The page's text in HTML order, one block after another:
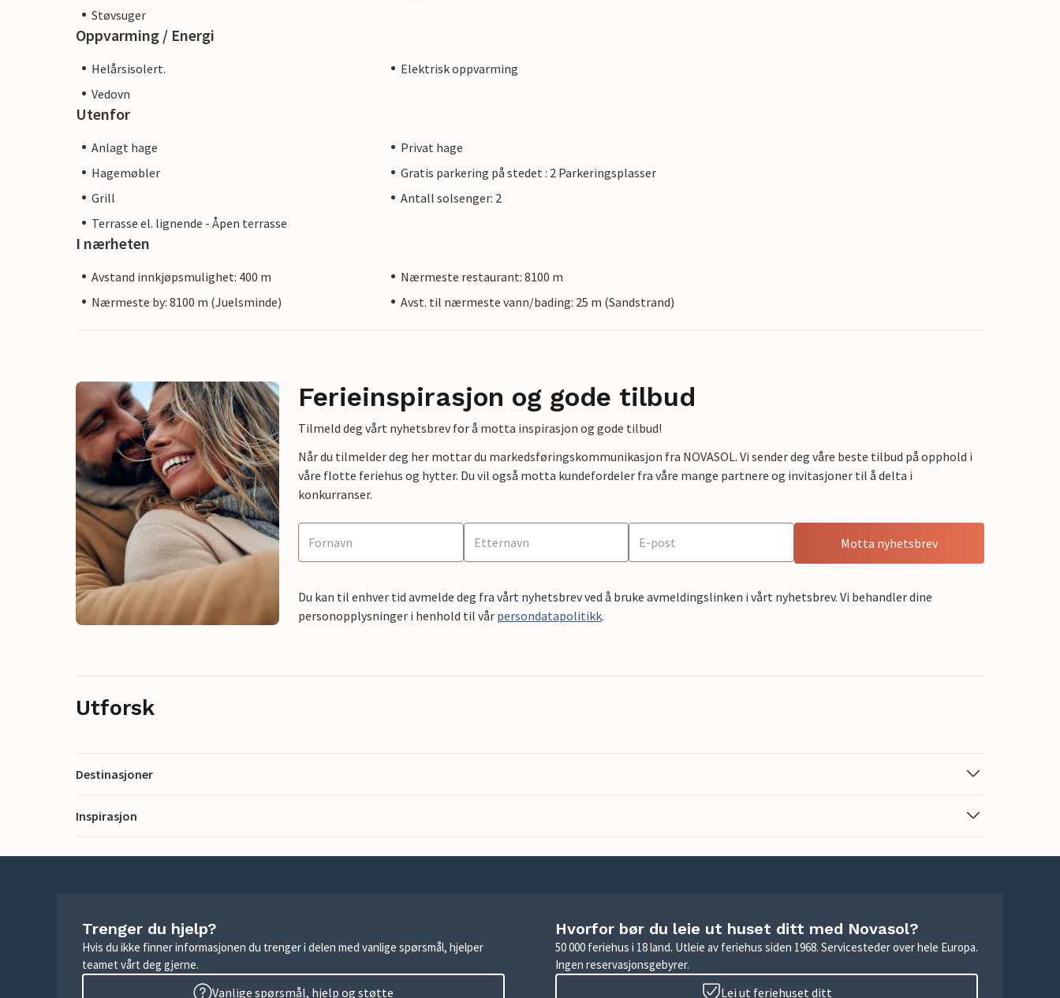
Støvsuger
Oppvarming / Energi
Helårsisolert.
Elektrisk oppvarming
Vedovn
Utenfor
Anlagt hage
Privat hage
Hagemøbler
Gratis parkering på stedet : 2 Parkeringsplasser
Grill
Antall solsenger: 2
Terrasse el. lignende - Åpen terrasse
I nærheten
Avstand innkjøpsmulighet: 400 m
Nærmeste restaurant: 8100 m
Nærmeste by: 8100 m (Juelsminde)
Avst. til nærmeste vann/bading: 25 m (Sandstrand)
Ferieinspirasjon og gode tilbud
Tilmeld deg vårt nyhetsbrev for å motta inspirasjon og gode tilbud!
Når du tilmelder deg her mottar du markedsføringskommunikasjon fra NOVASOL. Vi sender deg våre beste tilbud på opphold i
våre flotte feriehus og hytter. Du vil også motta kundefordeler fra våre mange partnere og invitasjoner til å delta i
konkurranser.
Motta nyhetsbrev
Du kan til enhver tid avmelde deg fra vårt nyhetsbrev ved å bruke avmeldingslinken i vårt nyhetsbrev. Vi behandler dine
personopplysninger i henhold til vår persondatapolitikk.
Utforsk
Destinasjoner
Inspirasjon
Trenger du hjelp?
Hvis du ikke finner informasjonen du trenger i delen med vanlige spørsmål, hjelper
teamet vårt deg gjerne.
Vanlige spørsmål, hjelp og støtte
Hvorfor bør du leie ut huset ditt med Novasol?
50 000 feriehus i 18 land. Utleie av feriehus siden 1968. Servicesteder over hele Europa.
Ingen reservasjonsgebyrer.
Lei ut feriehuset ditt